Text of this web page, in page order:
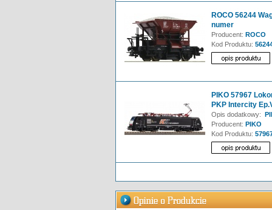
ROCO 56244
numer
Producent: ROCO
Kod Produktu:
PIKO 57967
PKP Intercity
Opis dodatkowy:
Producent: PIKO
Kod Produktu: